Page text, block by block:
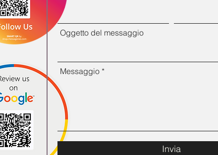
Oggetto del messaggio
Messaggio
Invia